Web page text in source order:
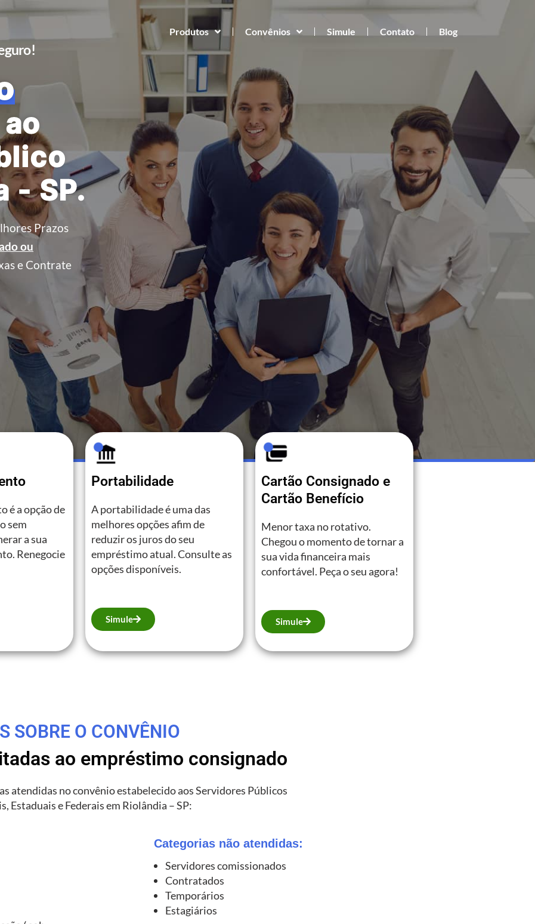
Produtos Convênios Simule Contato Blog
- SP.
Prazos
ou
e Contrate
é a opção de
sem
a sua
Renegocie
Portabilidade
A portabilidade é uma das
melhores opções afim de
reduzir os juros do seu
empréstimo atual. Consulte as
opções disponíveis.
Simule
Cartão Consignado e
Cartão Benefício
Menor taxa no rotativo.
Chegou o momento de tornar a
sua vida financeira mais
confortável. Peça o seu agora!
Simule
SOBRE O CONVÊNIO
ao empréstimo consignado
atendidas no convênio estabelecido aos Servidores Públicos
Estaduais e Federais em Riolândia – SP:
Categorias não atendidas:
Servidores comissionados
Contratados
Temporários
Estagiários